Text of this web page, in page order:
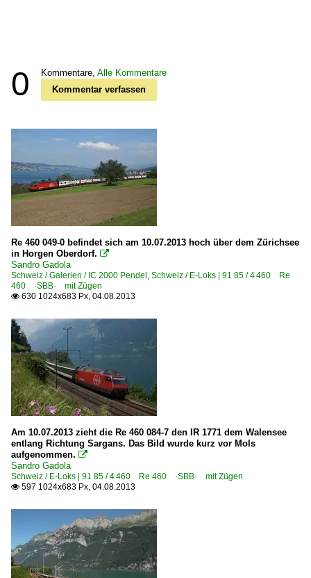
0 Kommentare, Alle Kommentare
Kommentar verfassen
Re 460 049-0 befindet sich am 10.07.2013 hoch über dem Zürichsee
in Horgen Oberdorf. 
Sandro Gadola
Schweiz / Galerien / IC 2000 Pendel, Schweiz / E-Loks | 91 85 / 4 460 Re
460 ·SBB· mit Zügen
 630 1024x683 Px, 04.08.2013
Am 10.07.2013 zieht die Re 460 084-7 den IR 1771 dem Walensee
entlang Richtung Sargans. Das Bild wurde kurz vor Mols
aufgenommen. 
Sandro Gadola
Schweiz / E-Loks | 91 85 / 4 460 Re 460 ·SBB· mit Zügen
 597 1024x683 Px, 04.08.2013